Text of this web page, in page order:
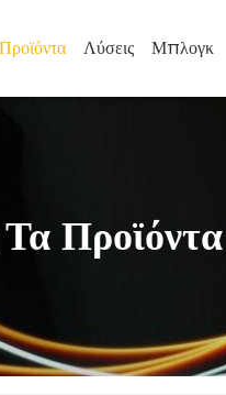
Προϊόντα Λύσεις Μπλογκ
Προϊόντα